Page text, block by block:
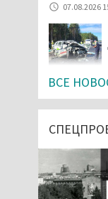
07.08.2026
07.08.2026
ВСЕ